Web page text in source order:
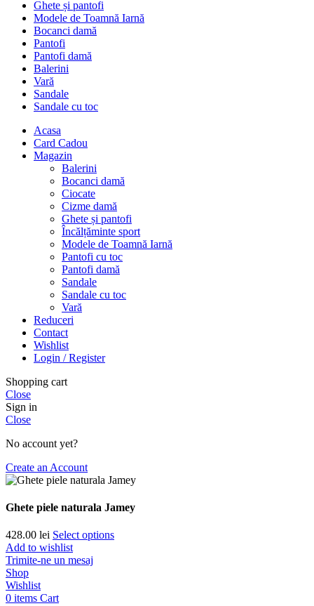
Ghete și pantofi
Modele de Toamnă Iarnă
Bocanci damă
Pantofi
Pantofi damă
Balerini
Vară
Sandale
Sandale cu toc
Acasa
Card Cadou
Magazin
Balerini
Bocanci damă
Ciocate
Cizme damă
Ghete și pantofi
Încălțăminte sport
Modele de Toamnă Iarnă
Pantofi cu toc
Pantofi damă
Sandale
Sandale cu toc
Vară
Reduceri
Contact
Wishlist
Login / Register
Shopping cart
Close
Sign in
Close
No account yet?
Create an Account
Ghete piele naturala Jamey
428.00 lei Select options
Add to wishlist
Trimite-ne un mesaj
Shop
Wishlist
0 items Cart